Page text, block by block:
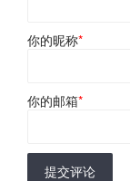
你的昵称*
你的邮箱*
提交评论